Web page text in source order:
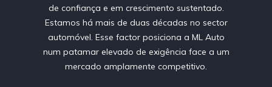
de confiança e em crescimento sustentado.
Estamos há mais de duas décadas no sector
automóvel. Esse factor posiciona a ML Auto
num patamar elevado de exigência face a um
mercado amplamente competitivo.